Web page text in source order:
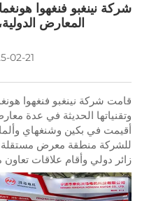
شركة نينغبو فنغهوا
المعارض
02-21
قامت شركة نينغبو فنغهوا
وتقنياتها الحديثة في عدة
أقيمت في بكين وشنغهاي
زائر دولي وأقام علاقات تعاون مع أكثر